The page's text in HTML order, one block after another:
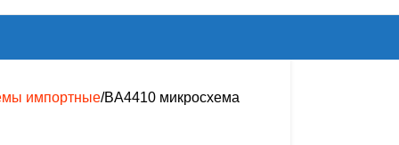
импортные BA4410 микросхема